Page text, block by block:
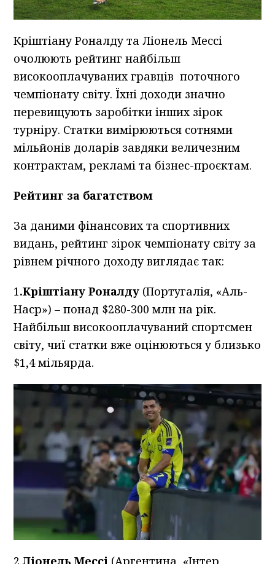
Кріштіану Роналду та Ліонель Мессі
очолюють рейтинг найбільш
високооплачуваних гравців поточного
чемпіонату світу. Їхні доходи значно
перевищують заробітки інших зірок
турніру. Статки вимірюються сотнями
мільйонів доларів завдяки величезним
контрактам, рекламі та бізнес-проєктам.
Рейтинг за багатством
За даними фінансових та спортивних
видань, рейтинг зірок чемпіонату світу за
рівнем річного доходу виглядає так:
1.Кріштіану Роналду (Португалія, «Аль-
Наср») – понад $280-300 млн на рік.
Найбільш високооплачуваний спортсмен
світу, чиї статки вже оцінюються у близько
$1,4 мільярда.
2.Ліонель Мессі (Аргентина, «Інтер